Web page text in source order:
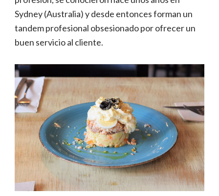
Sydney (Australia) y desde entonces forman un
tandem profesional obsesionado por ofrecer un
buen servicio al cliente.